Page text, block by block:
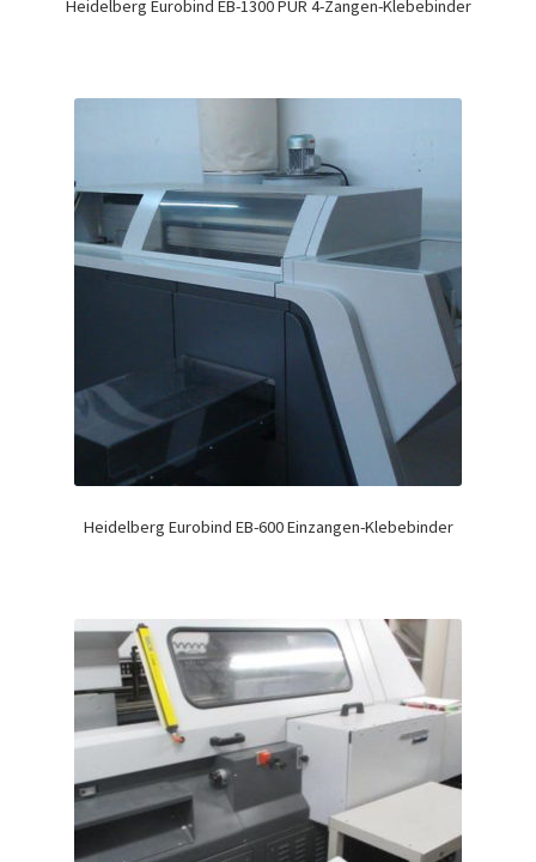
Heidelberg Eurobind EB-1300 PUR 4-Zangen-Klebebinder
Heidelberg Eurobind EB-600 Einzangen-Klebebinder